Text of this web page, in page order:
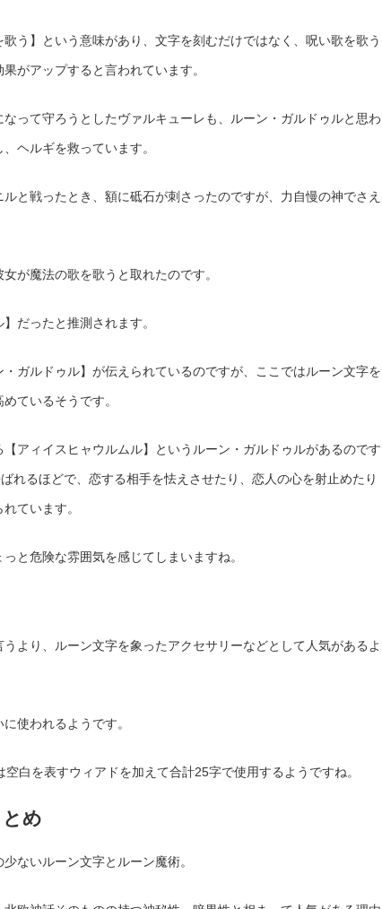
う】という意味があり、文字を刻むだけではなく、呪い歌を歌う
がアップすると言われています。
って守ろうとしたヴァルキューレも、ルーン・ガルドゥルと思わ
ヘルギを救っています。
と戦ったとき、額に砥石が刺さったのですが、力自慢の神でさえ
が魔法の歌を歌うと取れたのです。
だったと推測されます。
ガルドゥル】が伝えられているのですが、ここではルーン文字を
ているそうです。
アィイスヒャウルムル】というルーン・ガルドゥルがあるのです
れるほどで、恋する相手を怯えさせたり、恋人の心を射止めたり
ています。
と危険な雰囲気を感じてしまいますね。
より、ルーン文字を象ったアクセサリーなどとして人気があるよ
使われるようです。
白を表すウィアドを加えて合計25字で使用するようですね。
め
ないルーン文字とルーン魔術。